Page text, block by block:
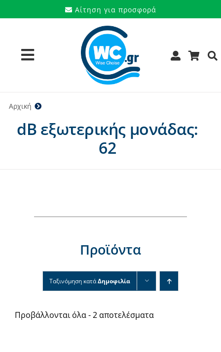
στο
Αίτηση για προσφορά
Toggle
Navigation
Προϊόντα
Υπηρεσίες
Αρχική
dB εξωτερικής μονάδας:
62
Προϊόντα
Ταξινόμηση κατάΔημοφιλία
Προβάλλονται όλα - 2 αποτελέσματα